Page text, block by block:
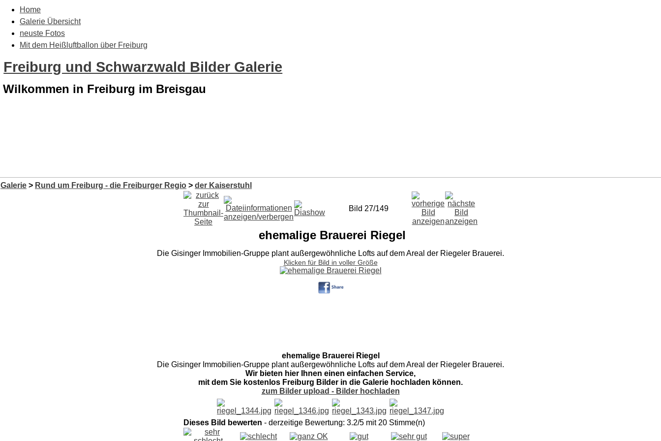
Home
Galerie Übersicht
neuste Fotos
Mit dem Heißluftballon über Freiburg
Freiburg und Schwarzwald Bilder Galerie
Wilkommen in Freiburg im Breisgau
Galerie > Rund um Freiburg - die Freiburger Regio > der Kaiserstuhl
Bild 27/149
ehemalige Brauerei Riegel
Die Gisinger Immobilien-Gruppe plant außergewöhnliche Lofts auf dem Areal der Riegeler Brauerei.
Klicken für Bild in voller Größe
ehemalige Brauerei Riegel
Die Gisinger Immobilien-Gruppe plant außergewöhnliche Lofts auf dem Areal der Riegeler Brauerei.
Wir bieten hier Ihnen einen einfachen Service,
mit dem Sie kostenlos Freiburg Bilder in die Galerie hochladen können.
zum Bilder upload - Bilder hochladen
Dieses Bild bewerten - derzeitige Bewertung: 3.2/5 mit 20 Stimme(n)